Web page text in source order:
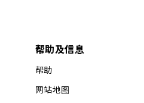
帮助及信息
帮助
网站地图